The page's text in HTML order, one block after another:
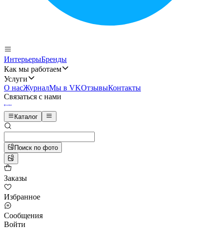
ИнтерьерыБренды
Как мы работаем
Услуги
О насЖурналМы в VKОтзывыКонтакты
Связаться с нами
Каталог
Поиск по фото
Заказы
Избранное
Сообщения
Войти